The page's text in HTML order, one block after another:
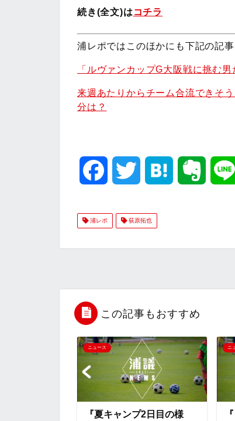
続き(全文)は コチラ
浦レポではこのほかにも下記の記
「ルヴァンカップG大阪戦に挑む
来週あたりからチーム合流できそ
分は？
c
o
o
i
e
r
a
t
e
浦レポ 荻原拓也
この記事もおすすめ
ニュース
『夏キャンプ2日目の様
ニ